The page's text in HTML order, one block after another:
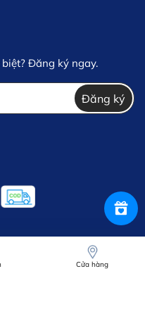
Đăng ký ngay.
Đăng ký
Cửa hàng